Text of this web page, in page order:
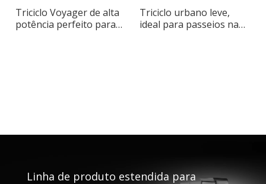
Triciclo Voyager de alta
potência perfeito para
Triciclo urbano leve,
ideal para passeios na
Linha de produto estendida para